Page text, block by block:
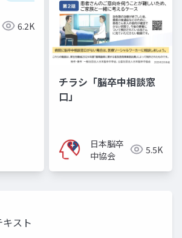
6.2K
チラシ「脳卒中相談窓
口」
日本脳卒
中協会
5.5K
スト